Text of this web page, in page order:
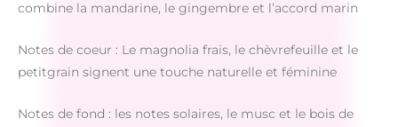
combine la mandarine, le gingembre et l’accord marin
Notes de coeur : Le magnolia frais, le chèvrefeuille et le
petitgrain signent une touche naturelle et féminine
Notes de fond : les notes solaires, le musc et le bois de